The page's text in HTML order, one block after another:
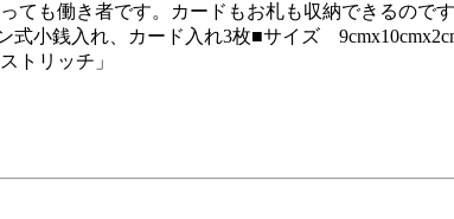
も働き者です。カードもお札も収納できるので
式小銭入れ、カード入れ3枚■サイズ
トリッチ」